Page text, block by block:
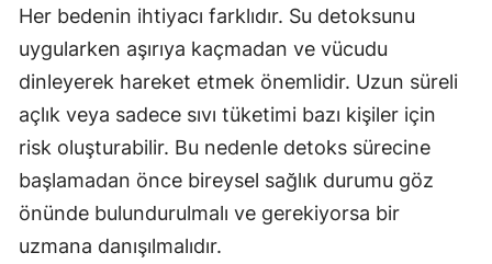
Her bedenin ihtiyacı farklıdır. Su detoksunu
uygularken aşırıya kaçmadan ve vücudu
dinleyerek hareket etmek önemlidir. Uzun süreli
açlık veya sadece sıvı tüketimi bazı kişiler için
risk oluşturabilir. Bu nedenle detoks sürecine
başlamadan önce bireysel sağlık durumu göz
önünde bulundurulmalı ve gerekiyorsa bir
uzmana danışılmalıdır.